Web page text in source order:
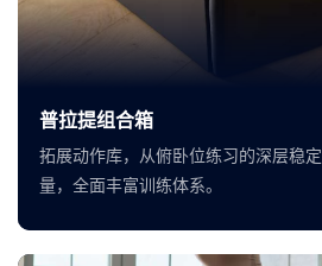
普拉提组合箱
拓展动作库，从俯卧位练习的深层稳
量，全面丰富训练体系。